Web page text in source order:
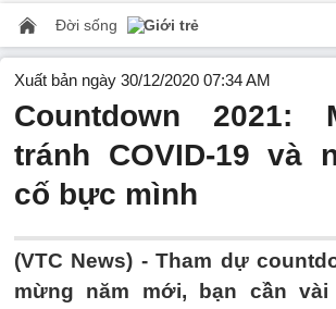
Đời sống Giới trẻ
Xuất bản ngày 30/12/2020 07:34 AM
Countdown 2021:
tránh COVID-19 và
cố bực mình
(VTC News) -Tham dự
mừng năm mới, bạn cần